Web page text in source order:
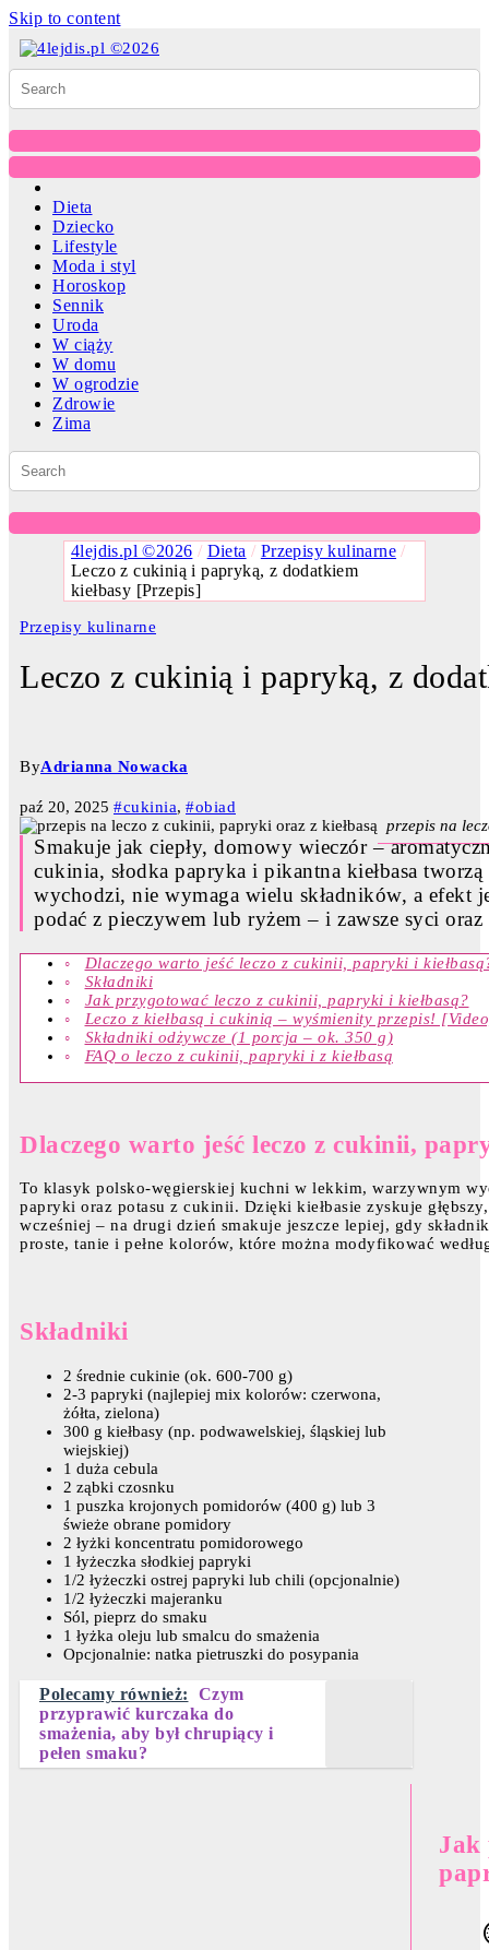
Skip to content
Dieta
Dziecko
Lifestyle
Moda i styl
Horoskop
Sennik
Uroda
W ciąży
W domu
W ogrodzie
Zdrowie
Zima
4lejdis.pl ©2026 / Dieta / Przepisy kulinarne /
Leczo z cukinią i papryką, z dodatkiem
kiełbasy [Przepis]
Przepisy kulinarne
Leczo z cukinią i papryką, z
ByAdrianna Nowacka
paź 20, 2025 #cukinia, #obiad
przepis na
Smakuje jak ciepły, domowy wieczór –
cukinia, słodka papryka i pikantna kiełbasa
wychodzi, nie wymaga wielu składników, a efekt
podać z pieczywem lub ryżem – i zawsze syci
Dlaczego warto jeść leczo z cukinii, papryki i
Składniki
Jak przygotować leczo z cukinii, papryki i kiełbasą?
Leczo z kiełbasą i cukinią – wyśmienity przepis!
Składniki odżywcze (1 porcja – ok. 350 g)
FAQ o leczo z cukinii, papryki i z kiełbasą
Dlaczego warto jeść leczo z cukinii,
To klasyk polsko-węgierskiej kuchni w lekkim, warzywnym
papryki oraz potasu z cukinii. Dzięki kiełbasie zyskuje
wcześniej – na drugi dzień smakuje jeszcze lepiej, gdy
proste, tanie i pełne kolorów, które można modyfikować
Składniki
2 średnie cukinie (ok. 600-700 g)
2-3 papryki (najlepiej mix kolorów: czerwona,
żółta, zielona)
300 g kiełbasy (np. podwawelskiej, śląskiej lub
wiejskiej)
1 duża cebula
2 ząbki czosnku
1 puszka krojonych pomidorów (400 g) lub 3
świeże obrane pomidory
2 łyżki koncentratu pomidorowego
1 łyżeczka słodkiej papryki
1/2 łyżeczki ostrej papryki lub chili (opcjonalnie)
1/2 łyżeczki majeranku
Sól, pieprz do smaku
1 łyżka oleju lub smalcu do smażenia
Opcjonalnie: natka pietruszki do posypania
Polecamy również:
Czym
przyprawić kurczaka do
smażenia, aby był chrupiący i
pełen smaku?
Jak